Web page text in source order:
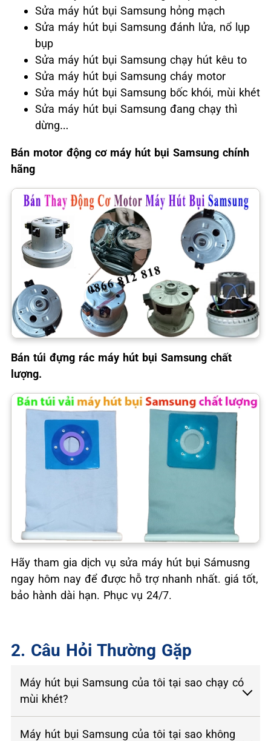
Sửa máy hút bụi Samsung hỏng mạch
Sửa máy hút bụi Samsung đánh lửa, nổ lụp
bụp
Sửa máy hút bụi Samsung chạy hút kêu to
Sửa máy hút bụi Samsung cháy motor
Sửa máy hút bụi Samsung bốc khói, mùi khét
Sửa máy hút bụi Samsung đang chạy thì
dừng…
Bán motor động cơ máy hút bụi Samsung chính
hãng
Bán túi đựng rác máy hút bụi Samsung chất
lượng.
Hãy tham gia dịch vụ sửa máy hút bụi Sámusng
ngay hôm nay để được hỗ trợ nhanh nhất. giá tốt,
bảo hành dài hạn. Phục vụ 24/7.
2. Câu Hỏi Thường Gặp
Máy hút bụi Samsung của tôi tại sao chạy có
mùi khét?
Máy hút bụi Samsung của tôi tại sao không